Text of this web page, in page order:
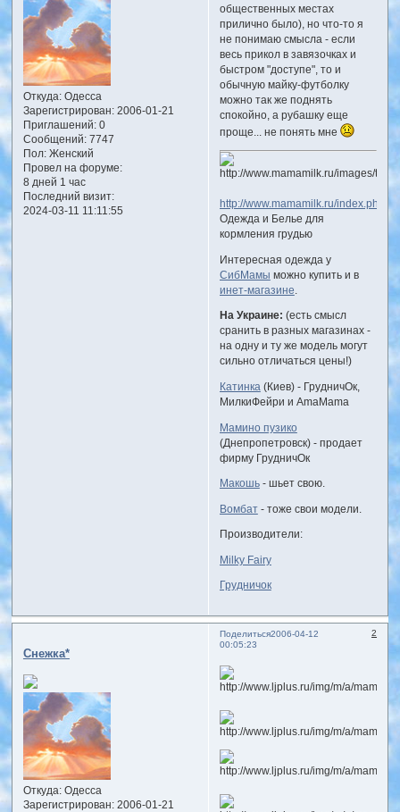
Откуда:Одесса
Зарегистрирован: 2006-01-21
Приглашений:0
Сообщений:7747
Пол:Женский
Провел на форуме:
8 дней 1 час
Последний визит:
2024-03-11 11:11:55
общественных местах
прилично было), но что-то я
не понимаю смысла - если
весь прикол в завязочках и
быстром "доступе", то и
обычную майку-футболку
можно так же поднять
спокойно, а рубашку еще
проще... не понять мне
http://www.mamamilk.ru/index.php
Одежда и Белье для
кормления грудью
Интересная одежда у
СибМамы можно купить и в
инет-магазине
На Украине: (есть смысл
сранить в разных магазинах -
на одну и ту же модель могут
сильно отличаться цены!)
Катинка (Киев) - ГрудничОк,
МилкиФейри и AmaMama
Мамино пузико
(Днепропетровск) - продает
фирму ГрудничОк
Макошь- шьет свою.
Вомбат- тоже свои модели.
Производители:
Milky Fairy
Грудничок
Поделиться 2
2006-04-12
00:05:23
Снежка*
Откуда:Одесса
Зарегистрирован: 2006-01-21